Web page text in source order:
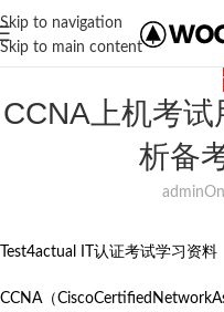
Skip to navigation
Skip to main content
CCNA上机考
析备
admin
Test4actual IT认证考试学习资料
CCNA（